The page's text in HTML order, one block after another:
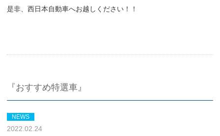
是非、西日本自動車へお越しください！！
『おすすめ特選車』
NEWS
2022.02.24